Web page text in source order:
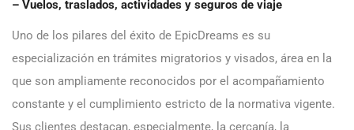
– Vuelos, traslados, actividades y seguros de viaje
Uno de los pilares del éxito de EpicDreams es su
especialización en trámites migratorios y visados, área en la
que son ampliamente reconocidos por el acompañamiento
constante y el cumplimiento estricto de la normativa vigente.
Sus clientes destacan, especialmente, la cercanía, la